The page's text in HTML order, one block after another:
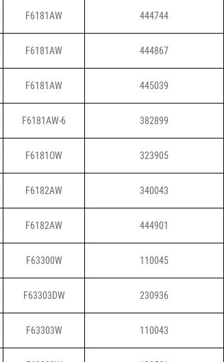
F6181AW 444744
F6181AW 444867
F6181AW 445039
F6181AW-6 382899
F6181OW 323905
F6182AW 340043
F6182AW 444901
F63300W 110045
F63303DW 230936
F63303W 110043